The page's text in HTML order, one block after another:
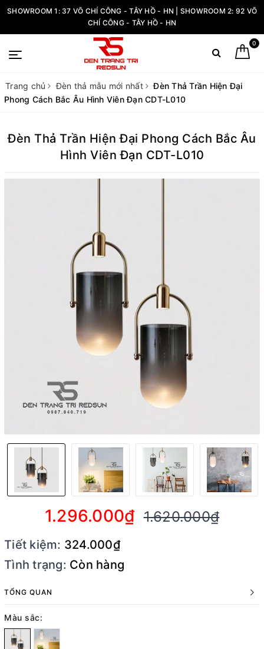
SHOWROOM 1: 37 VÕ CHÍ CÔNG - TÂY HỒ - HN | SHOWROOM 2: 92 VÕ
CHÍ CÔNG - TÂY HỒ - HN
0
Trang chủ Đèn thả mẫu mới nhất
Đèn Thả Trần Hiện Đại
Phong Cách Bắc Âu Hình Viên Đạn CDT-L010
Đèn Thả Trần Hiện Đại Phong Cách Bắc Âu
Hình Viên Đạn CDT-L010
1.296.000₫ 1.620.000₫
Tiết kiệm: 324.000₫
Tình trạng: Còn hàng
TỔNG QUAN
Màu sắc: